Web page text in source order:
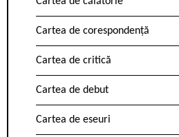
Cartea de corespondență
Cartea de critică
Cartea de debut
Cartea de eseuri